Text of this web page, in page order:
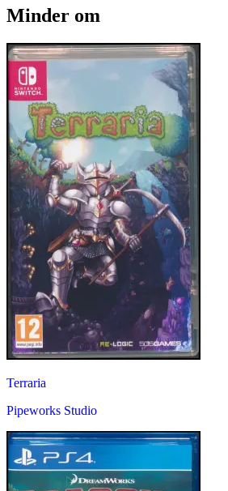
Minder om
Terraria
Pipeworks Studio